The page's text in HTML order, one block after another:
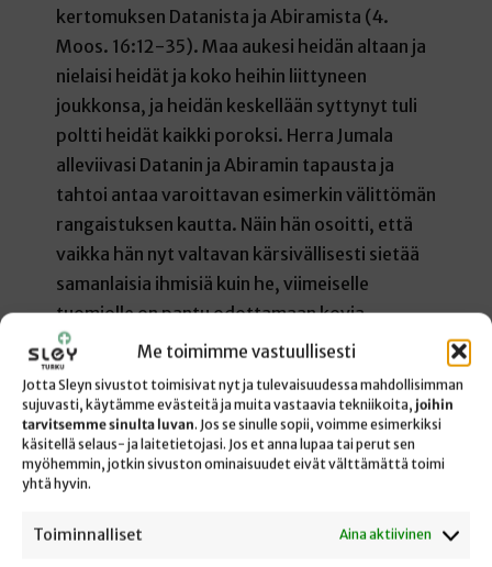
Me toimimme vastuullisesti
Jotta Sleyn sivustot toimisivat nyt ja tulevaisuudessa mahdollisimman
sujuvasti, käytämme evästeitä ja muita vastaavia tekniikoita, joihin
tarvitsemme sinulta luvan. Jos se sinulle sopii, voimme esimerkiksi
käsitellä selaus- ja laitetietojasi. Jos et anna lupaa tai perut sen
myöhemmin, jotkin sivuston ominaisuudet eivät välttämättä toimi
yhtä hyvin.
Toiminnalliset Aina aktiivinen
kertomuksen Datanista ja Abiramista (4.
Moos. 16:12-35). Maa aukesi heidän altaan ja
nielaisi heidät ja koko heihin liittyneen
joukkonsa, ja heidän keskellään syttynyt tuli
poltti heidät kaikki poroksi. Herra Jumala
alleviivasi Datanin ja Abiramin tapausta ja
tahtoi antaa varoittavan esimerkin välittömän
rangaistuksen kautta. Näin hän osoitti, että
vaikka hän nyt valtavan kärsivällisesti sietää
samanlaisia ihmisiä kuin he, viimeiselle
tuomiolle on pantu odottamaan kovia
seuraamuksia.
Nythän en aio ollenkaan arvostella teidän
logiikkaanne, jos olette noudattaneet sitä
silloin, kun Optatuksen kerrotaan raivonneen
mielenvikaisen vallanhimonsa ajamana ja kun
Afrikan kristittyjen itku ja voihke, mukaan